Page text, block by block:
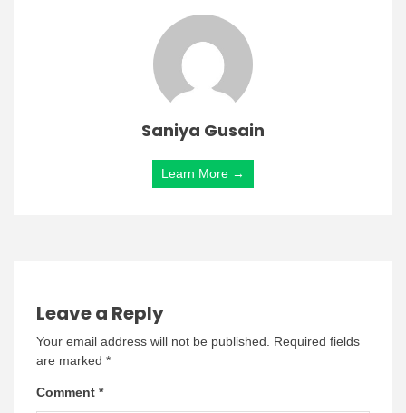
Saniya Gusain
Learn More →
Leave a Reply
Your email address will not be published. Required fields
are marked *
Comment *